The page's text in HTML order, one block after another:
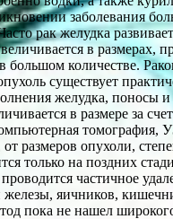
заболевания
рак желудка
в размерах,
большом количестве.
существует
желудка, поносы
в размере за
размеров опухоли,
только на поздних
частичное
яичников,
пока не нашел